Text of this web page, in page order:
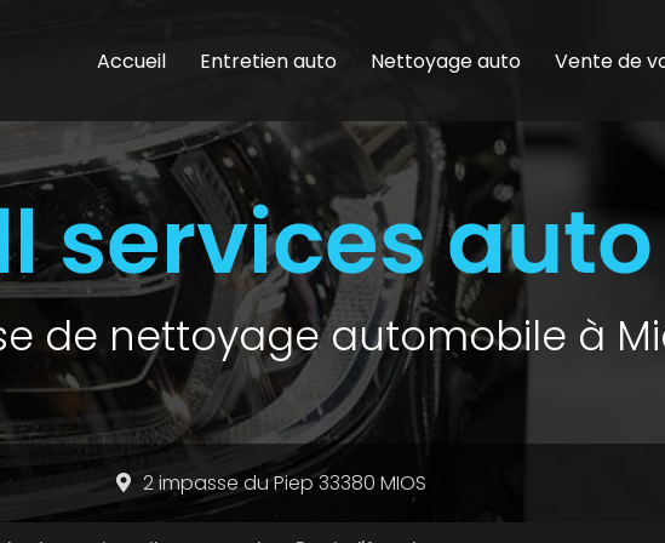
Accueil
Entretien auto Nettoyage auto Vente de
de nettoyage automobile à
2 impasse du Piep 33380 MIOS